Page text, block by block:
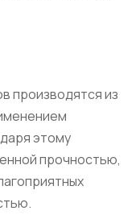
производятся из
этому
прочностью,